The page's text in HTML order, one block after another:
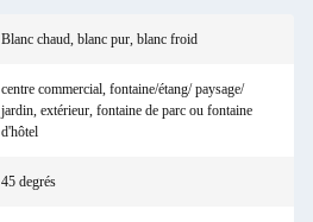
Blanc chaud, blanc pur, blanc froid
centre commercial, fontaine/étang/ paysage/
jardin, extérieur, fontaine de parc ou fontaine
d'hôtel
45 degrés